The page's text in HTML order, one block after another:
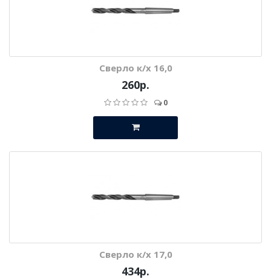
Сверло к/х 16,0
260р.
0
Сверло к/х 17,0
434р.